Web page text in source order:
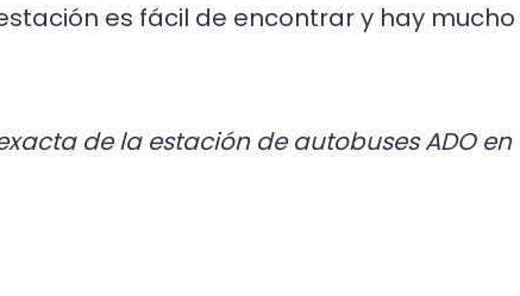
es fácil de encontrar y hay mucho
de la estación de autobuses ADO en